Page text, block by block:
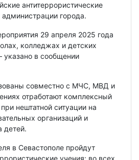
антитеррористические
города.
29 апреля 2025 года
колледжах и детских
в сообщении
совместно с МЧС, МВД и
отработают комплексный
нештатной ситуации на
организаций и
детей.
в Севастополе пройдут